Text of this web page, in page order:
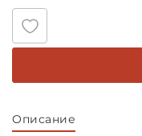
Описание